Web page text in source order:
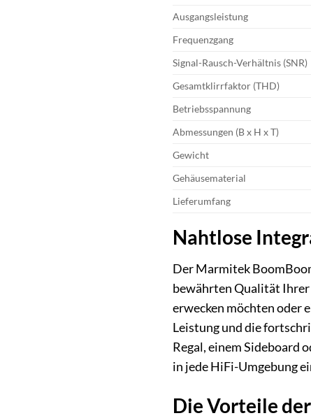
Ausgangsleistung
Frequenzgang
Signal-Rausch-Verhältnis (SNR)
Gesamtklirrfaktor (THD)
Betriebsspannung
Abmessungen (B x H x T)
Gewicht
Gehäusematerial
Lieferumfang
Nahtlose
Der Marmitek
bewährten Qualität Ihrer
erwecken möchten oder
Leistung und die
Regal, einem Sideboard
in jede HiFi-Umgebung
Die Vorteile